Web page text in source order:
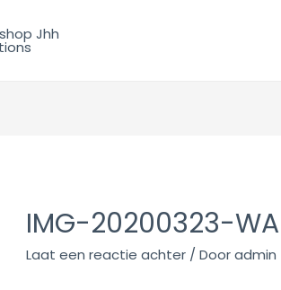
IMG-20200323-
Laat een reactie achter / Dooradmin